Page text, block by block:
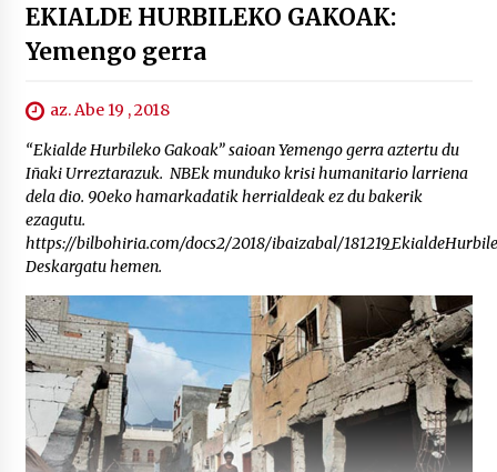
EKIALDE HURBILEKO GAKOAK:
Yemengo gerra
az. Abe 19 , 2018
“Ekialde Hurbileko Gakoak” saioan Yemengo gerra aztertu du
Iñaki Urreztarazuk. NBEk munduko krisi humanitario larriena
dela dio. 90eko hamarkadatik herrialdeak ez du bakerik
ezagutu.
https://bilbohiria.com/docs2/2018/ibaizabal/
Deskargatu hemen.